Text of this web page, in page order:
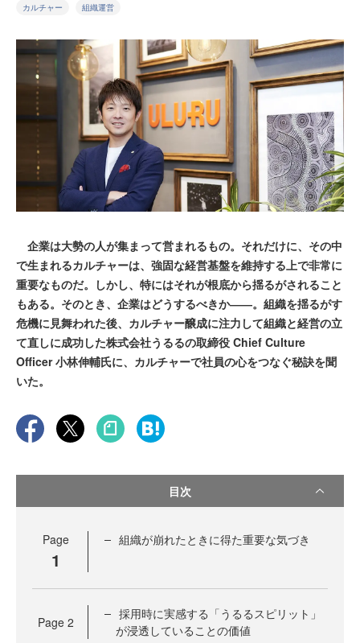
カルチャー 組織運営
企業は大勢の人が集まって営まれるもの。それだけに、その中
で生まれるカルチャーは、強固な経営基盤を維持する上で非常に
重要なものだ。しかし、特にはそれが根底から揺るがされること
もある。そのとき、企業はどうするべきか――。組織を揺るがす
危機に見舞われた後、カルチャー醸成に注力して組織と経営の立
て直しに成功した株式会社うるるの取締役 Chief Culture
Officer 小林伸輔氏に、カルチャーで社員の心をつなぐ秘訣を聞
いた。
目次
Page
1
組織が崩れたときに得た重要な気づき
Page 2
採用時に実感する「うるるスピリット」
が浸透していることの価値